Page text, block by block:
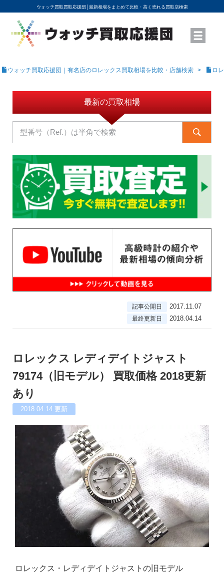
ウォッチ買取買取応援団│ 最新相場をまとめて比較・高く売れる買取店検索
YouTubeで動画を公開中
ROLEXモデル名から買取相場を調べる
高級時計ブランド名から買取相場を調べる
地域から買取店を探す
店舗名から買取店を探す
ブランド時計を高く売る方法
買取査定を依頼する
ウォッチ買取応援団｜有名店のロレックス買取相場を比較・店舗検索 ロ
最新の買取相場
記事公開日 2017.11.07
最終更新日 2018.04.14
ロレックス レディデイトジャスト
79174（旧モデル） 買取価格 2018更新
あり
2018.04.14 更新
ロレックス・レディデイトジャストの旧モデル